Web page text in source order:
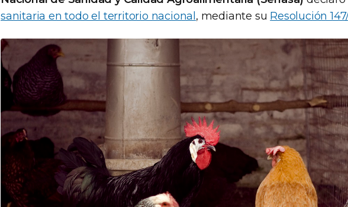
sanitaria en todo el territorio nacional , mediante su Resolución